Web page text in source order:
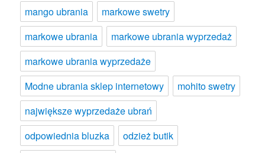
mango ubrania
markowe swetry
markowe ubrania
markowe ubrania wyprzedaż
markowe ubrania wyprzedaże
Modne ubrania sklep internetowy
mohito swetry
największe wyprzedaże ubrań
odpowiednia bluzka
odzież butik